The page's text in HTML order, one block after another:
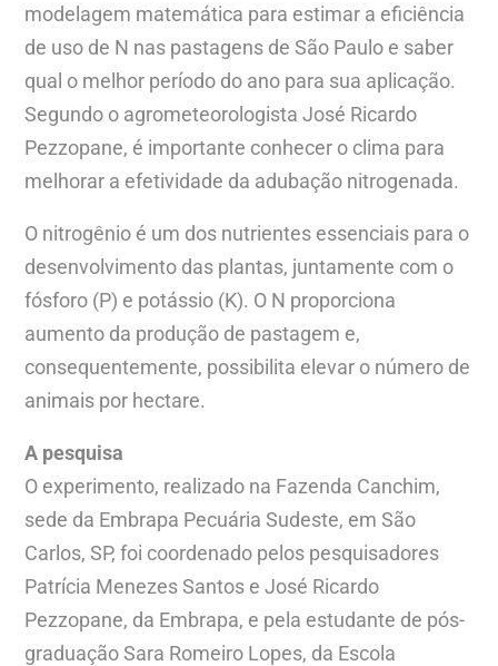
modelagem matemática para estimar a eficiência
de uso de N nas pastagens de São Paulo e saber
qual o melhor período do ano para sua aplicação.
Segundo o agrometeorologista José Ricardo
Pezzopane, é importante conhecer o clima para
melhorar a efetividade da adubação nitrogenada.
O nitrogênio é um dos nutrientes essenciais para o
desenvolvimento das plantas, juntamente com o
fósforo (P) e potássio (K). O N proporciona
aumento da produção de pastagem e,
consequentemente, possibilita elevar o número de
animais por hectare.
A pesquisa
O experimento, realizado na Fazenda Canchim,
sede da Embrapa Pecuária Sudeste, em São
Carlos, SP, foi coordenado pelos pesquisadores
Patrícia Menezes Santos e José Ricardo
Pezzopane, da Embrapa, e pela estudante de pós-
graduação Sara Romeiro Lopes, da Escola